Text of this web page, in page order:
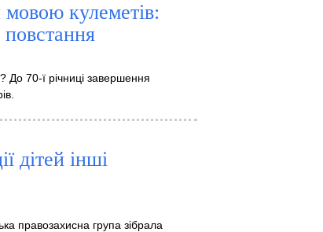
кулеметів:
До 70-ї річниці завершення
дітей інші
правозахисна група зібрала